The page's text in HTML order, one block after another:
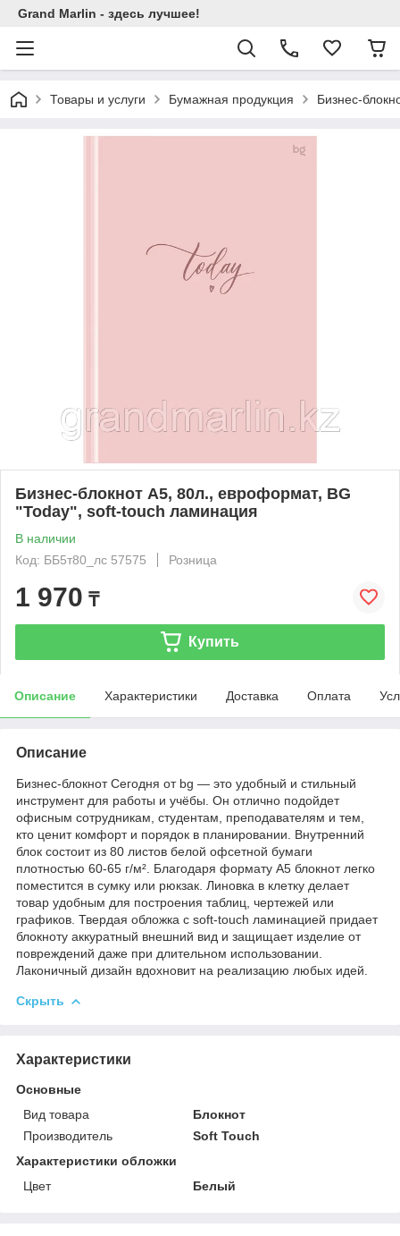
Grand Marlin - здесь лучшее!
Товары и услуги Бумажная продукция Бизнес-
Бизнес-блокнот А5, 80л., евроформат, BG
"Today", soft-touch ламинация
В наличии
Код: ББ5т80_лс 57575
Розница
1 970 ₸
Купить
Описание Характеристики Доставка Оплата
Описание
Бизнес-блокнот Сегодня от bg — это удобный и стильный
инструмент для работы и учёбы. Он отлично подойдет
офисным сотрудникам, студентам, преподавателям и тем,
кто ценит комфорт и порядок в планировании. Внутренний
блок состоит из 80 листов белой офсетной бумаги
плотностью 60-65 г/м². Благодаря формату А5 блокнот легко
поместится в сумку или рюкзак. Линовка в клетку делает
товар удобным для построения таблиц, чертежей или
графиков. Твердая обложка с soft-touch ламинацией придает
блокноту аккуратный внешний вид и защищает изделие от
повреждений даже при длительном использовании.
Лаконичный дизайн вдохновит на реализацию любых идей.
Скрыть
Характеристики
Основные
Вид товара
Блокнот
Производитель
Soft Touch
Характеристики обложки
Цвет
Белый